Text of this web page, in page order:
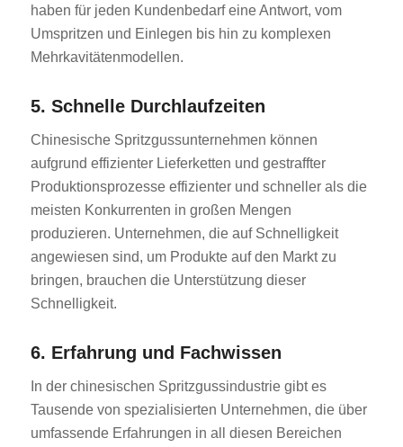
haben für jeden Kundenbedarf eine Antwort, vom
Umspritzen und Einlegen bis hin zu komplexen
Mehrkavitätenmodellen.
5. Schnelle Durchlaufzeiten
Chinesische Spritzgussunternehmen können
aufgrund effizienter Lieferketten und gestraffter
Produktionsprozesse effizienter und schneller als die
meisten Konkurrenten in großen Mengen
produzieren. Unternehmen, die auf Schnelligkeit
angewiesen sind, um Produkte auf den Markt zu
bringen, brauchen die Unterstützung dieser
Schnelligkeit.
6. Erfahrung und Fachwissen
In der chinesischen Spritzgussindustrie gibt es
Tausende von spezialisierten Unternehmen, die über
umfassende Erfahrungen in all diesen Bereichen